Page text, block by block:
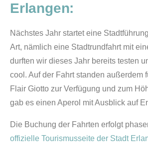
Erlangen:
Nächstes Jahr startet eine
Art, nämlich eine Stadtrundfahrt mit
durften wir dieses Jahr bereits testen
cool. Auf der Fahrt standen außerdem
Flair Giotto zur Verfügung und zum
gab es einen Aperol mit Ausblick auf
Die Buchung der Fahrten erfolgt
offizielle Tourismusseite der Stadt